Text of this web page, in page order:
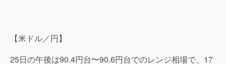
【米ドル／円】
25日の午後は90.4円台〜90.6円台でのレンジ相場で、17